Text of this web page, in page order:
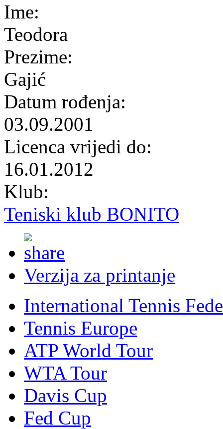
Ime:
Teodora
Prezime:
Gajić
Datum rođenja:
03.09.2001
Licenca vrijedi do:
16.01.2012
Klub:
Teniski klub BONITO
Verzija za printanje
International Tennis
Tennis Europe
ATP World Tour
WTA Tour
Davis Cup
Fed Cup